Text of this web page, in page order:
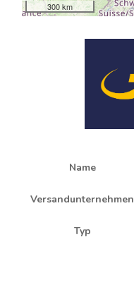
300 km
Name
Versandunternehmen
Typ